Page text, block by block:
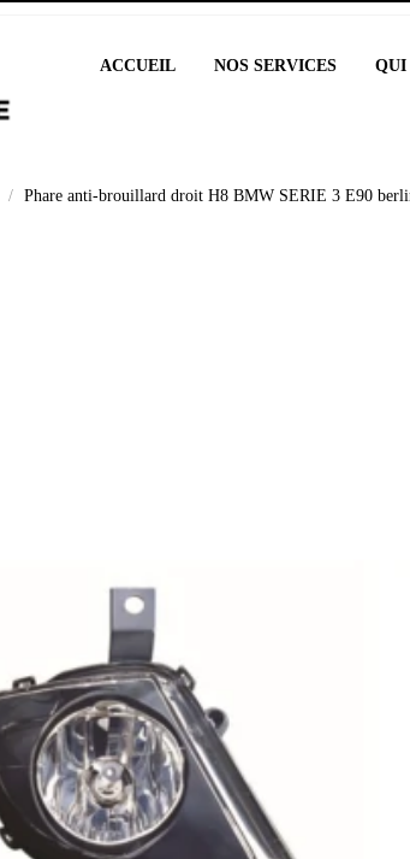
ACCUEIL NOS SERVICES QUI
Phare anti-brouillard droit H8 BMW SERIE 3 E90